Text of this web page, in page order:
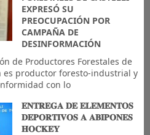
EXPRESÓ SU
PREOCUPACIÓN POR
CAMPAÑA DE
DESINFORMACIÓN
de Productores Forestales de
es productor foresto-industrial y
con lo
𝐄𝐍𝐓𝐑𝐄𝐆𝐀 𝐃𝐄 𝐄𝐋𝐄𝐌𝐄𝐍𝐓𝐎𝐒
𝐃𝐄𝐏𝐎𝐑𝐓𝐈𝐕𝐎𝐒 𝐀 𝐀𝐁𝐈𝐏𝐎𝐍𝐄𝐒
𝐇𝐎𝐂𝐊𝐄𝐘